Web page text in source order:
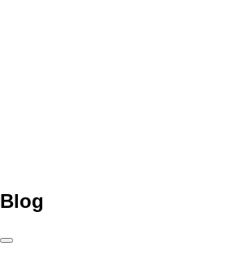
Blog